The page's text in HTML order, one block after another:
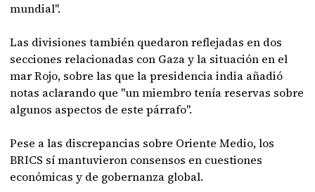
mundial".
Las divisiones también quedaron reflejadas en dos
secciones relacionadas con Gaza y la situación en el
mar Rojo, sobre las que la presidencia india añadió
notas aclarando que "un miembro tenía reservas sobre
algunos aspectos de este párrafo".
Pese a las discrepancias sobre Oriente Medio, los
BRICS sí mantuvieron consensos en cuestiones
económicas y de gobernanza global.